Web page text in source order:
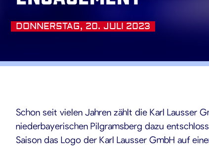
DONNERSTAG, 20. JULI 2023
Schon seit vielen Jahren zählt die Karl Lausser
niederbayerischen Pilgramsberg dazu
Saison das Logo der Karl Lausser GmbH auf